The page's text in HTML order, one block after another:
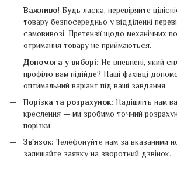
Важливо! Будь ласка, перевіряйте
товару безпосередньо у відділенні
самовивозі. Претензії щодо механічних
отримання товару не приймаються.
Допомога у виборі: Не впевнені, який
профілю вам підійде? Наші фахівці
оптимальний варіант під ваші завдання.
Порізка та розрахунок: Надішліть нам
креслення — ми зробимо точний
порізки.
Зв'язок: Телефонуйте нам за вказаними
залишайте заявку на зворотний дзвінок.